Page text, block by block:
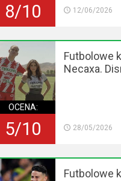
8/10 12/06/2026
OCENA:
5/10
Futbolowe
Necaxa.
28/05/2026
Futbolowe